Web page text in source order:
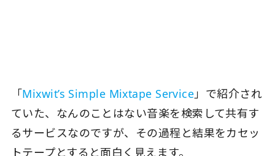
「Mixwit’s Simple Mixtape Service」で紹介され
ていた、なんのことはない音楽を検索して共有す
るサービスなのですが、その過程と結果をカセッ
トテープとすると面白く見えます。